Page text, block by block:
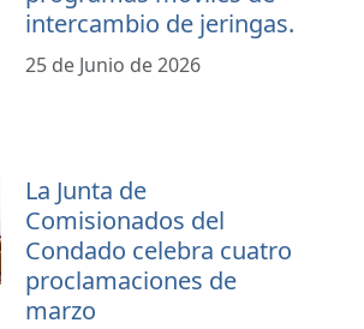
intercambio de jeringas.
25 de Junio de 2026
La Junta de
Comisionados del
Condado celebra cuatro
proclamaciones de
marzo